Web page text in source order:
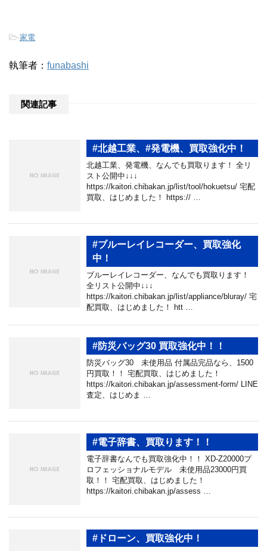
-家電
執筆者： funabashi
関連記事
#北越工業、#発電機、買取強化中！
北越工業、発電機、なんでも買取ります！ 全リ
スト公開中↓↓↓
https://kaitori.chibakan.jp/list/tool/hokuetsu/ 宅配
買取、はじめました！ https:// …
#ブルーレイレコーダー、買取強化
中！
ブルーレイレコーダー、なんでも買取ります！
全リスト公開中↓↓↓
https://kaitori.chibakan.jp/list/appliance/bluray/ 宅
配買取、はじめました！ htt …
#防災バッグ30 買取強化中！！
防災バッグ30 未使用品 付属品完品なら、1500
円買取！！ 宅配買取、はじめました！
https://kaitori.chibakan.jp/assessment-form/ LINE
査定、はじめま …
#電子辞書、買取ります！！
電子辞書なんでも買取強化中！！ XD-Z20000プ
ロフェッショナルモデル 未使用品23000円買
取！！ 宅配買取、はじめました！
https://kaitori.chibakan.jp/assess …
#ドローン、買取強化中！